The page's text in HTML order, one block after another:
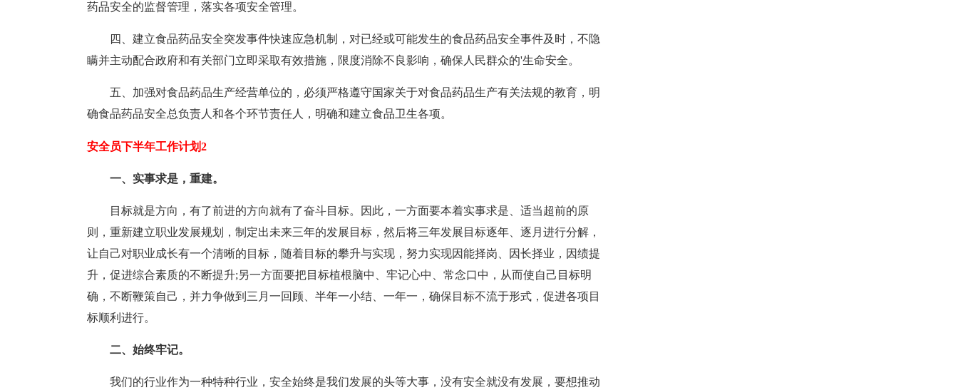
药品安全的监督管理，落实各项安全管理。
四、建立食品药品安全突发事件快速应急机制，对已经或可能发生的食品药品安全事件及时，不隐
瞒并主动配合政府和有关部门立即采取有效措施，限度消除不良影响，确保人民群众的'生命安全。
五、加强对食品药品生产经营单位的，必须严格遵守国家关于对食品药品生产有关法规的教育，明
确食品药品安全总负责人和各个环节责任人，明确和建立食品卫生各项。
安全员下半年工作计划2
一、实事求是，重建。
目标就是方向，有了前进的方向就有了奋斗目标。因此，一方面要本着实事求是、适当超前的原
则，重新建立职业发展规划，制定出未来三年的发展目标，然后将三年发展目标逐年、逐月进行分解，
让自己对职业成长有一个清晰的目标，随着目标的攀升与实现，努力实现因能择岗、因长择业，因绩提
升，促进综合素质的不断提升;另一方面要把目标植根脑中、牢记心中、常念口中，从而使自己目标明
确，不断鞭策自己，并力争做到三月一回顾、半年一小结、一年一，确保目标不流于形式，促进各项目
标顺利进行。
二、始终牢记。
我们的行业作为一种特种行业，安全始终是我们发展的头等大事，没有安全就没有发展，要想推动